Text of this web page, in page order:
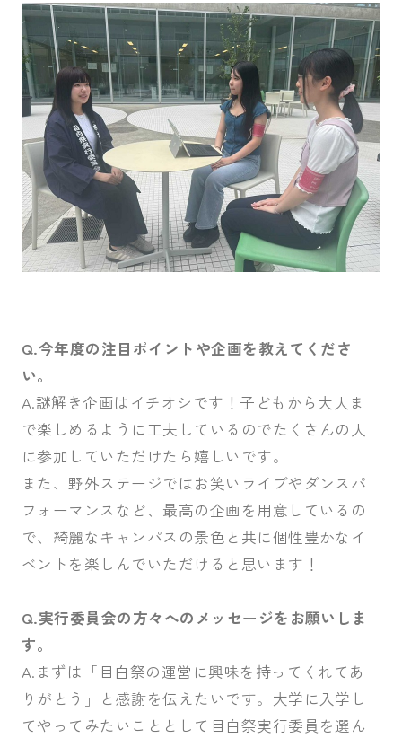
Q.今年度の注目ポイントや企画を教えてくださ
い。
A.謎解き企画はイチオシです！子どもから大人ま
で楽しめるように工夫しているのでたくさんの人
に参加していただけたら嬉しいです。
また、野外ステージではお笑いライブやダンスパ
フォーマンスなど、最高の企画を用意しているの
で、綺麗なキャンパスの景色と共に個性豊かなイ
ベントを楽しんでいただけると思います！
Q.実行委員会の方々へのメッセージをお願いしま
す。
A.まずは「目白祭の運営に興味を持ってくれてあ
りがとう」と感謝を伝えたいです。大学に入学し
てやってみたいこととして目白祭実行委員を選ん